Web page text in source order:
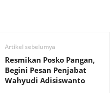
Artikel sebelumya
Resmikan Posko Pangan,
Begini Pesan Penjabat
Wahyudi Adisiswanto